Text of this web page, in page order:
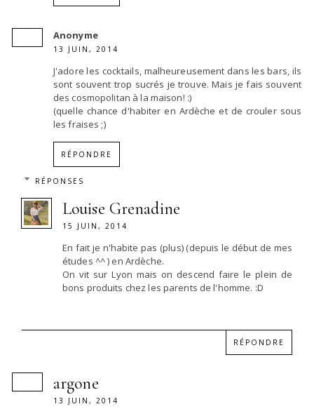
Anonyme
13 JUIN, 2014
J'adore les cocktails, malheureusement dans les bars, ils
sont souvent trop sucrés je trouve. Mais je fais souvent
des cosmopolitan à la maison! :)
(quelle chance d'habiter en Ardèche et de crouler sous
les fraises ;)
RÉPONDRE
RÉPONSES
Louise Grenadine
15 JUIN, 2014
En fait je n'habite pas (plus) (depuis le début de mes
études ^^ ) en Ardèche.
On vit sur Lyon mais on descend faire le plein de
bons produits chez les parents de l'homme. :D
RÉPONDRE
argone
13 JUIN, 2014